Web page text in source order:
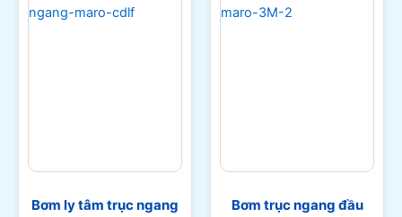
Bơm ly tâm trục ngang
Bơm trục ngang đầu